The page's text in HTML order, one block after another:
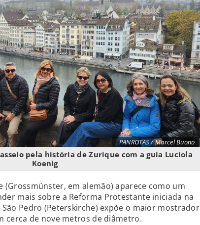
PANROTAS / Marcel Buono
pela história de Zurique com a guia Luciola
Koenig
(Grossmünster, em alemão) aparece como um
mais sobre a Reforma Protestante iniciada na
Pedro (Peterskirche) expõe o maior mostrador
cerca de nove metros de diâmetro.